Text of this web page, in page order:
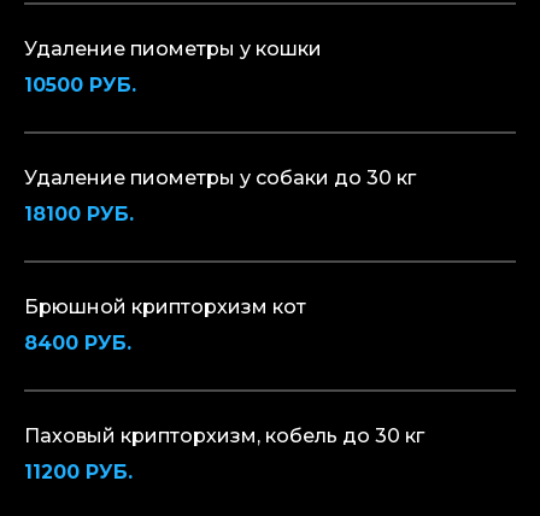
Удаление пиометры у кошки
10500 РУБ.
Удаление пиометры у собаки до 30 кг
18100 РУБ.
Брюшной крипторхизм кот
8400 РУБ.
Паховый крипторхизм, кобель до 30 кг
11200 РУБ.